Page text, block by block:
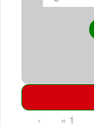
‹ « 1